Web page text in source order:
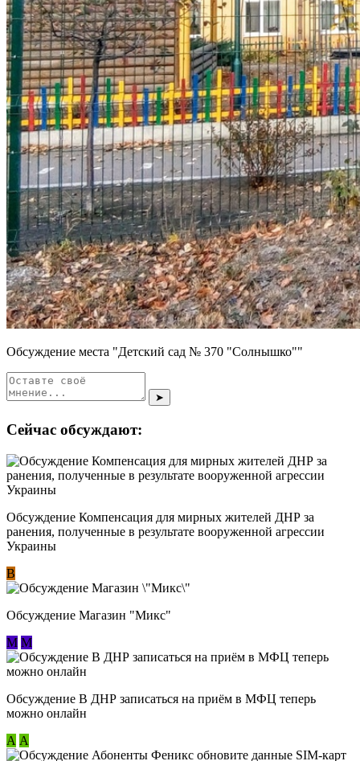
Обсуждение места "Детский сад № 370 "Солнышко""
➤
Сейчас обсуждают:
Обсуждение Компенсация для мирных жителей ДНР за
ранения, полученные в результате вооруженной агрессии
Украины
В
Обсуждение Магазин "Микс"
М М
Обсуждение В ДНР записаться на приём в МФЦ теперь
можно онлайн
А А